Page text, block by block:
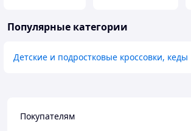
Популярные категории
Детские и подростковые кроссовки, кеды
Покупателям